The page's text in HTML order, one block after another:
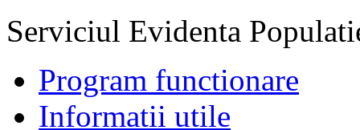
Serviciul Evidenta
Program functionare
Informatii utile